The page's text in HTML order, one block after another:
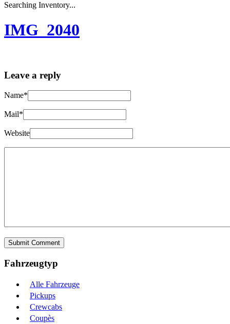
Searching Inventory...
IMG_2040
Leave a reply
Name*
Mail*
Website
Fahrzeugtyp
Alle Fahrzeuge
Pickups
Crewcabs
Coupès